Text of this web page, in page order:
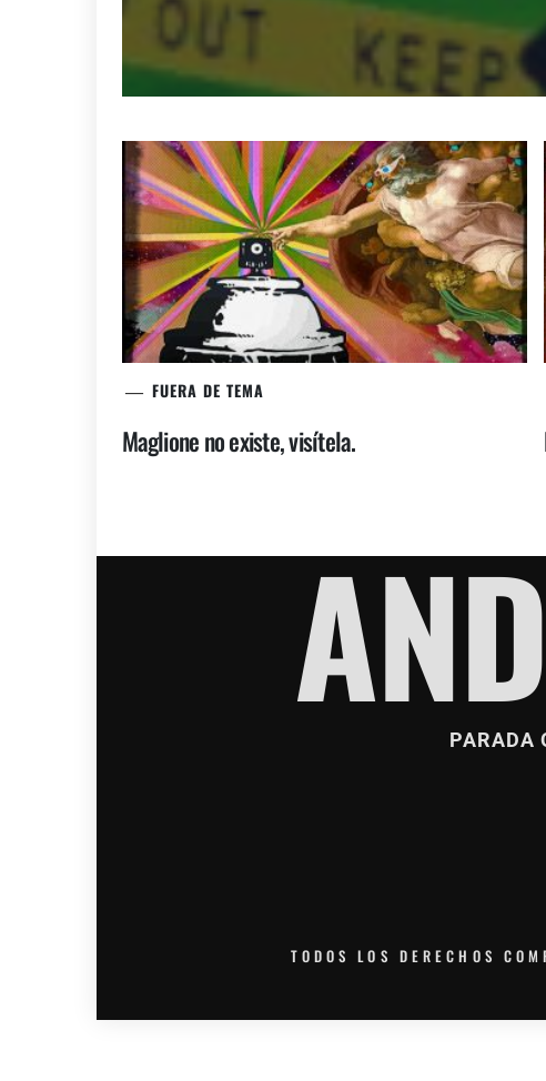
FUERA DE TEMA
Maglione no existe, visítela.
PARADA
TODOS LOS DERECHOS